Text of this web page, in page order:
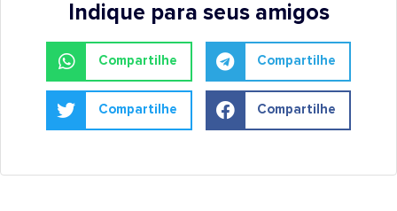
Indique para seus amigos
Compartilhe Compartilhe
Compartilhe Compartilhe